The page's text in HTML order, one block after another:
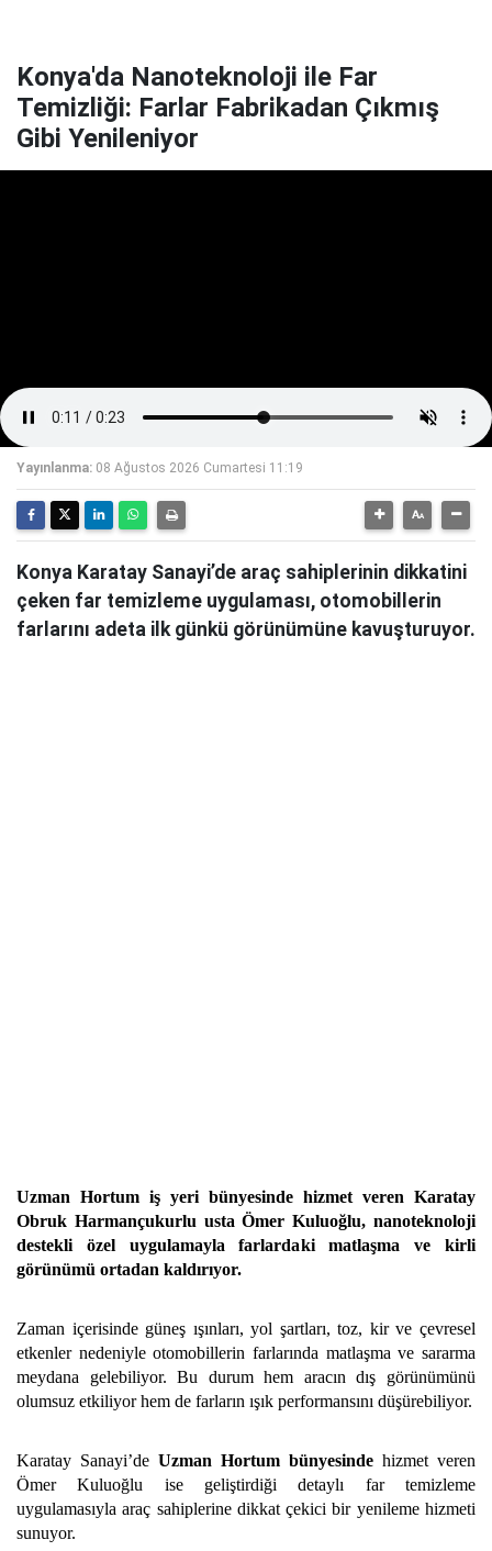
Konya'da Nanoteknoloji ile Far
Temizliği: Farlar Fabrikadan Çıkmış
Gibi Yenileniyor
Yayınlanma: 08 Ağustos 2026 Cumartesi 11:19
Konya Karatay Sanayi’de araç sahiplerinin dikkatini
çeken far temizleme uygulaması, otomobillerin
farlarını adeta ilk günkü görünümüne kavuşturuyor.
Uzman Hortum iş yeri bünyesinde hizmet veren Karatay
Obruk Harmançukurlu usta Ömer Kuluoğlu, nanoteknoloji
destekli özel uygulamayla farlardaki matlaşma ve kirli
görünümü ortadan kaldırıyor.
Zaman içerisinde güneş ışınları, yol şartları, toz, kir ve çevresel
etkenler nedeniyle otomobillerin farlarında matlaşma ve sararma
meydana gelebiliyor. Bu durum hem aracın dış görünümünü
olumsuz etkiliyor hem de farların ışık performansını düşürebiliyor.
Karatay Sanayi’de Uzman Hortum bünyesinde hizmet veren
Ömer Kuluoğlu ise geliştirdiği detaylı far temizleme
uygulamasıyla araç sahiplerine dikkat çekici bir yenileme hizmeti
sunuyor.